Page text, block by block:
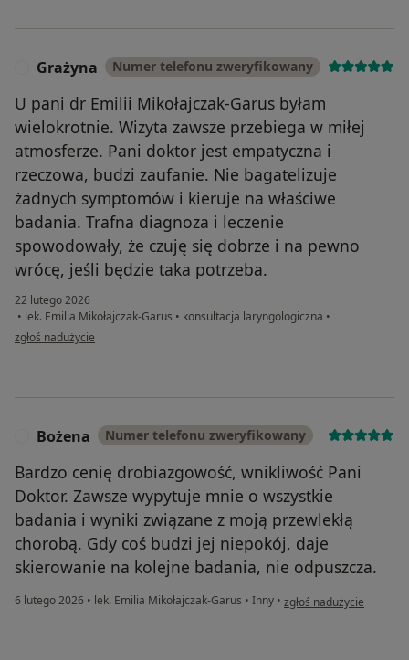
Grażyna Numer telefonu zweryfikowany
U pani dr Emilii Mikołajczak-Garus byłam
wielokrotnie. Wizyta zawsze przebiega w miłej
atmosferze. Pani doktor jest empatyczna i
rzeczowa, budzi zaufanie. Nie bagatelizuje
żadnych symptomów i kieruje na właściwe
badania. Trafna diagnoza i leczenie
spowodowały, że czuję się dobrze i na pewno
wrócę, jeśli będzie taka potrzeba.
22 lutego 2026
• lek. Emilia Mikołajczak-Garus • konsultacja laryngologiczna •
w opinii użytkownika Grażyna
zgłoś nadużycie
Bożena Numer telefonu zweryfikowany
Bardzo cenię drobiazgowość, wnikliwość Pani
Doktor. Zawsze wypytuje mnie o wszystkie
badania i wyniki związane z moją przewlekłą
chorobą. Gdy coś budzi jej niepokój, daje
skierowanie na kolejne badania, nie odpuszcza.
6 lutego 2026 • lek. Emilia Mikołajczak-Garus • Inny • w opinii użytkownika
zgłoś nadużycie